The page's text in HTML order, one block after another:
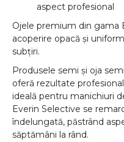
aspect profesional
Ojele premium din gama
acoperire opacă și
subțiri.
Produsele semi și oja
oferă rezultate
ideală pentru manichiuri
Everin Selective se
îndelungată, păstrând
săptămâni la rând.